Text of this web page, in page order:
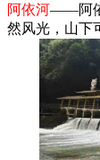
阿依河——阿依
然风光，山下